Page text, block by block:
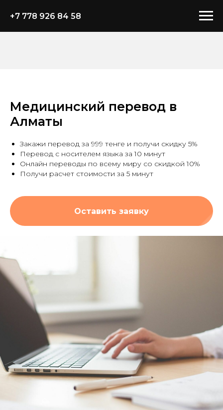
+7 778 926 84 58
Медицинский перевод в
Алматы
Закажи перевод за 999 тенге и получи скидку 5%
Перевод с носителем языка за 10 минут
Онлайн переводы по всему миру со скидкой 10%
Получи расчет стоимости за 5 минут
Оставить заявку